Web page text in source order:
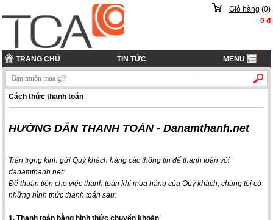
Giỏ hàng (0)
0đ
TRANG CHỦ TIN TỨC MENU
Cách thức thanh toán
HƯỚNG DẪN THANH TOÁN - Danamthanh.net
Trân trọng kính gửi Quý khách hàng các thông tin để thanh toán với
danamthanh.net:
Để thuận tiện cho việc thanh toán khi mua hàng của Quý khách, chúng tôi có
những hình thức thanh toán sau:
1. Thanh toán bằnghình thứcchuyển khoản